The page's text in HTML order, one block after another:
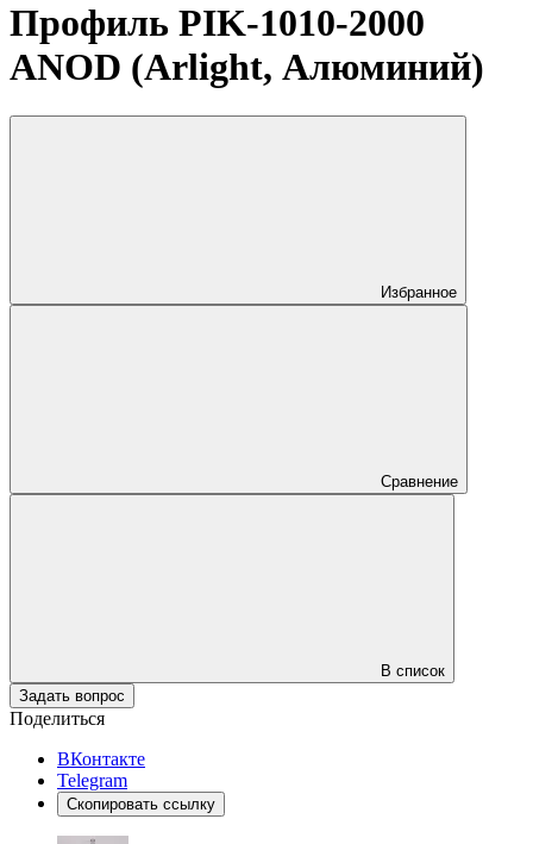
Профиль PIK-1010-2000
ANOD (Arlight, Алюминий)
Избранное
Сравнение
В список
Задать вопрос
Поделиться
ВКонтакте
Telegram
Скопировать ссылку